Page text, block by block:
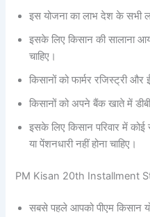
इस योजना का लाभ देश के सभी
इसके लिए किसान की सालाना
चाहिए।
किसानों को फार्मर रजिस्ट्री और
किसानों को अपने बैंक खाते में
इसके लिए किसान परिवार में कोई
या पेंशनधारी नहीं होना चाहिए।
PM Kisan 20th Installment
सबसे पहले आपको पीएम किसान